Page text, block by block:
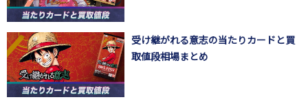
受け継がれる意志の当たりカードと買
取値段相場まとめ